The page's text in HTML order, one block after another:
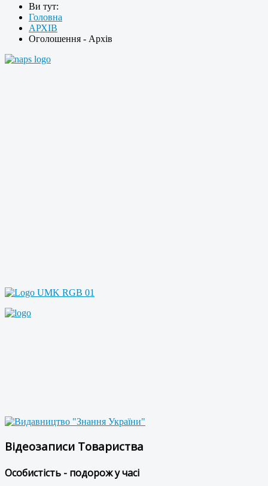
Ви тут:
Головна
АРХІВ
Оголошення - Архів
Відеозаписи Товариства
Особистість - подорож у часі